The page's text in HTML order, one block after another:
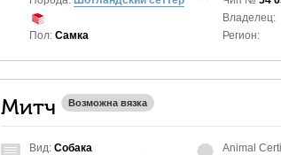
Пол: Самка
Владелец:
Регион:
Митч Возможна вязка
Вид: Собака
Animal